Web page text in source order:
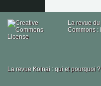
La revue
Commons :
La revue Koinai : qui et pourquoi ?